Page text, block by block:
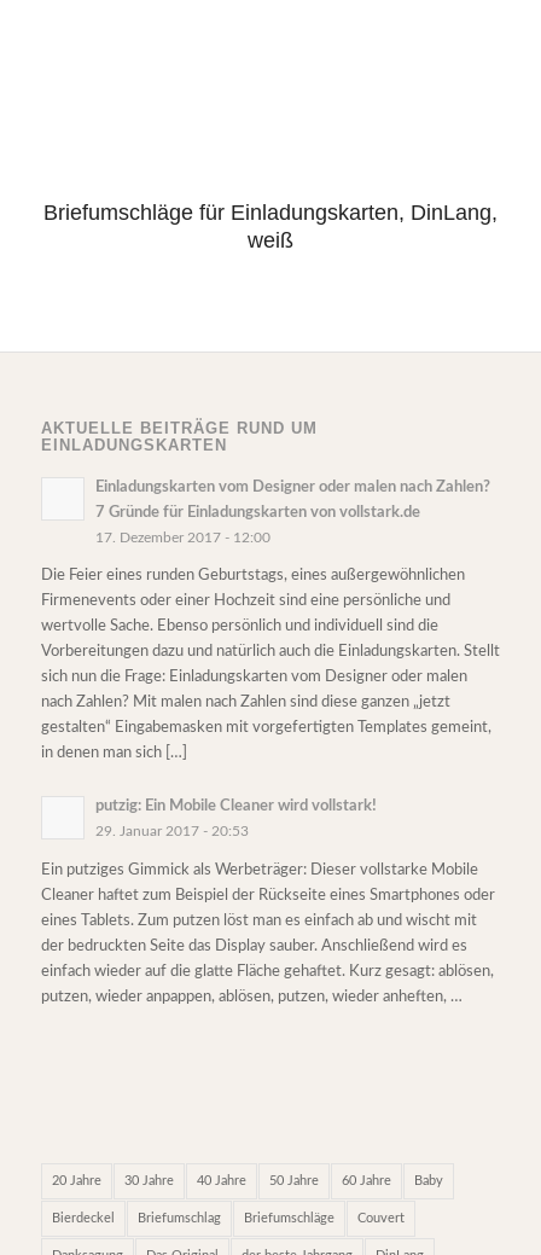
Briefumschläge für Einladungskarten, DinLang,
weiß
AKTUELLE BEITRÄGE RUND UM
EINLADUNGSKARTEN
Einladungskarten vom Designer oder malen nach Zahlen?
7 Gründe für Einladungskarten von vollstark.de
17. Dezember 2017 - 12:00
Die Feier eines runden Geburtstags, eines außergewöhnlichen
Firmenevents oder einer Hochzeit sind eine persönliche und
wertvolle Sache. Ebenso persönlich und individuell sind die
Vorbereitungen dazu und natürlich auch die Einladungskarten. Stellt
sich nun die Frage: Einladungskarten vom Designer oder malen
nach Zahlen? Mit malen nach Zahlen sind diese ganzen „jetzt
gestalten“ Eingabemasken mit vorgefertigten Templates gemeint,
in denen man sich […]
putzig: Ein Mobile Cleaner wird vollstark!
29. Januar 2017 - 20:53
Ein putziges Gimmick als Werbeträger: Dieser vollstarke Mobile
Cleaner haftet zum Beispiel der Rückseite eines Smartphones oder
eines Tablets. Zum putzen löst man es einfach ab und wischt mit
der bedruckten Seite das Display sauber. Anschließend wird es
einfach wieder auf die glatte Fläche gehaftet. Kurz gesagt: ablösen,
putzen, wieder anpappen, ablösen, putzen, wieder anheften, …
20 Jahre 30 Jahre 40 Jahre 50 Jahre 60 Jahre Baby
Bierdeckel Briefumschlag Briefumschläge Couvert